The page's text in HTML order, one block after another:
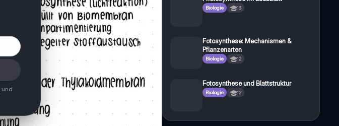
und
Biologie 13
Fotosynthese: Mechanismen &
Pflanzenarten
Biologie 12
Fotosynthese und Blattstruktur
Biologie 12